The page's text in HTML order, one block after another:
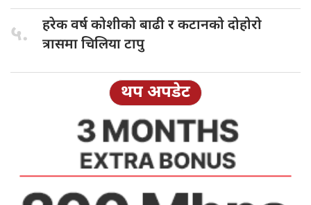
५. हरेक वर्षकोशीको बाढी र कटानको दोहोरो
त्रासमा चिलिया टापु
थप अपडेट